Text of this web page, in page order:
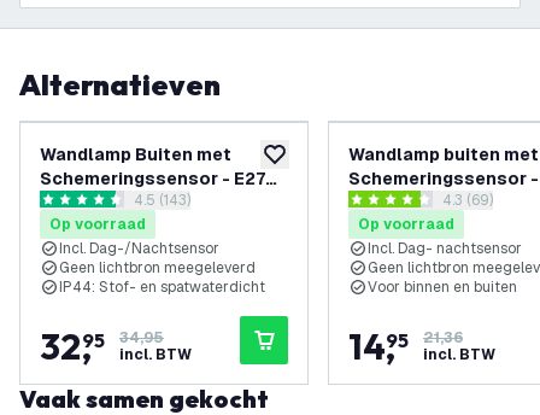
Alternatieven
toevoegen aan verlanglijst
Wandlamp Buiten met
Schemeringssensor - E27
Fitting - IP44 - Zwart
reviews drawer openen
4.5 score sterren4.5 (143)
Op voorraad
Incl. Dag-/Nachtsensor
Geen lichtbron meegeleverd
IP44: Stof- en spatwaterdicht
32,
95
34,95
incl. BTW
Wandlamp buiten met
Schemeringssensor
- Tweezijdig - 2xGU10 fitting
- IP44
reviews
4.3 score sterren4.3 (69)
Op voorraad
Incl. Dag- nachtsensor
Geen lichtbron
Voor binnen en buiten
14,
95
21,36
incl. BTW
Vaak samen gekocht